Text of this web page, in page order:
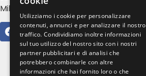
Milano e provincia
Utilizziamo i cookie per personalizzare
contenuti, annunci e per analizzare il nostro
traffico. Condividiamo inoltre informazioni
sul tuo utilizzo del nostro sito con i nostri
partner pubblicitari e di analisi che
potrebbero combinarle con altre
informazioni che hai fornito loro o che